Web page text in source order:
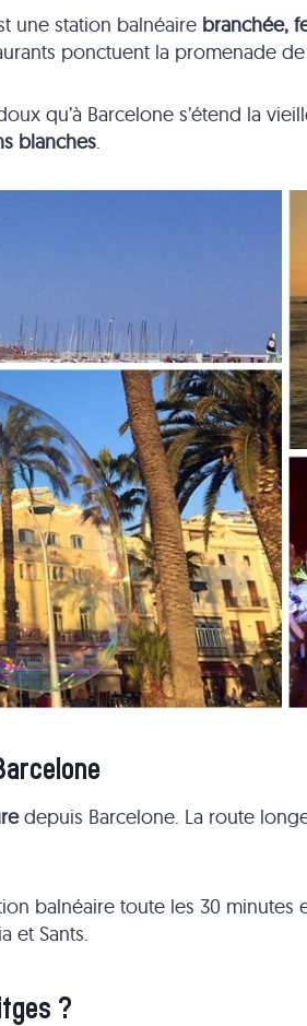
une station balnéaire branchée,
ponctuent la promenade
qu’à Barcelone s’étend la
blanches.
depuis Barcelone. La route
balnéaire toute les 30
et Sants.
?